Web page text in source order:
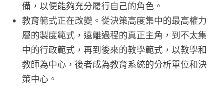
備，以便能夠充分履行自己的角色。
教育範式正在改變。從決策高度集中的最高權力
層的製度範式，遠離過程的真正主角，到不太集
中的行政範式，再到後來的教學範式，以教學和
教師為中心，後者成為教育系統的分析單位和決
策中心。